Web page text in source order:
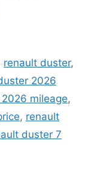
renault duster,
2026
mileage,
, renault
duster 7